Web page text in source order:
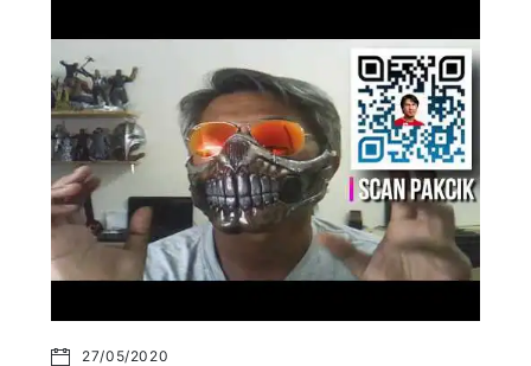
27/05/2020